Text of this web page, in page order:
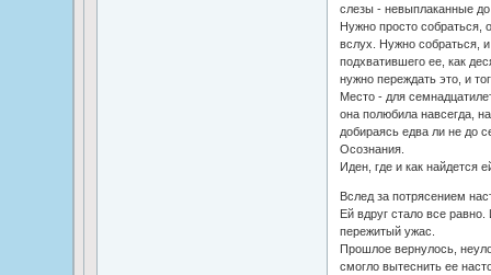
слезы - невыплаканные
Нужно просто собраться,
вслух. Нужно собраться,
подхватившего ее, как
нужно переждать это, и
Место - для
она полюбила навсегда,
добираясь едва ли не до
Осознания.
Иден, где и как найдется
Вслед за потрясением
Ей вдруг стало все
пережитый ужас.
Прошлое вернулось,
смогло вытеснить ее